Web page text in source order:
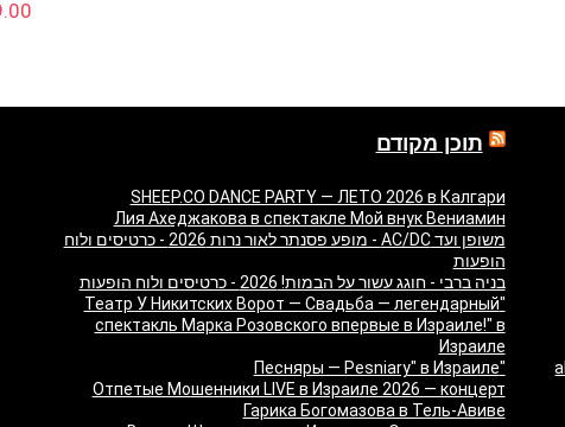
תוכן מקודם
SHEEP.CO DANCE PARTY — ЛЕТО 2026 в Калгари
Лия Ахеджакова в спектакле Мой внук Вениамин
משופן ועד AC/DC - מופע פסנתר לאור נרות 2026 - כרטיסים ולוח
הופעות
בניה ברבי - חוגג עשור על הבמות! 2026 - כרטיסים ולוח הופעות
"Театр У Никитских Ворот — Свадьба — легендарный
спектакль Марка Розовского впервые в Израиле!" в
Израиле
"Песняры — Pesniary" в Израиле
Отпетые Мошенники LIVE в Израиле 2026 — концерт
Гарика Богомазова в Тель-Авиве